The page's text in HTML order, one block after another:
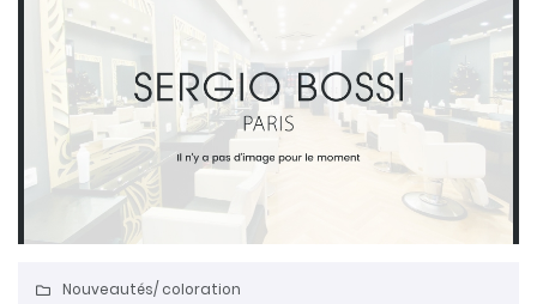
prestations
Nos tarifs
photos
& Promos
Contact
RESTEZ
INSCRIPTION
nos prestations
 Nouveautés/ coloration